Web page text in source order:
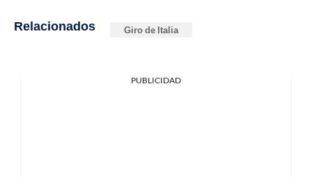
Relacionados Giro de Italia
PUBLICIDAD